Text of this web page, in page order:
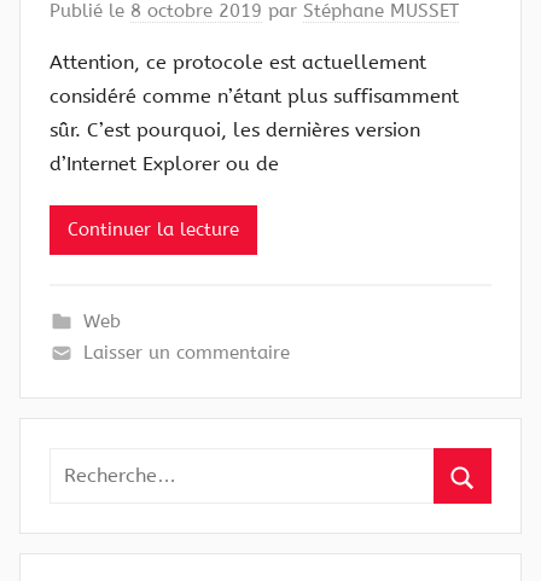
Publié le 8 octobre 2019 par Stéphane MUSSET
Attention, ce protocole est actuellement
considéré comme n’étant plus suffisamment
sûr. C’est pourquoi, les dernières version
d’Internet Explorer ou de
Continuer la lecture
Web
Laisser un commentaire
Recherche
: